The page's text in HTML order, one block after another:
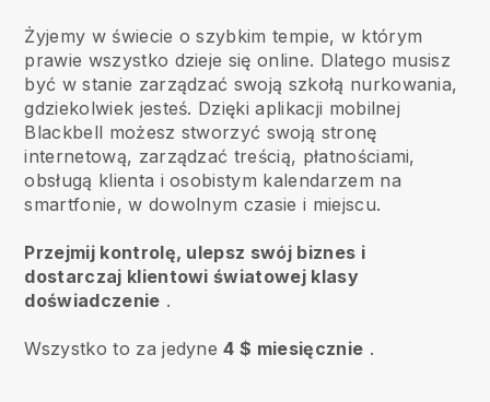
Żyjemy w świecie o szybkim tempie, w którym
prawie wszystko dzieje się online. Dlatego musisz
być w stanie zarządzać swoją szkołą nurkowania,
gdziekolwiek jesteś. Dzięki aplikacji mobilnej
Blackbell możesz stworzyć swoją stronę
internetową, zarządzać treścią, płatnościami,
obsługą klienta i osobistym kalendarzem na
smartfonie, w dowolnym czasie i miejscu.
Przejmij kontrolę, ulepsz swój biznes i
dostarczaj klientowi światowej klasy
doświadczenie .
Wszystko to za jedyne4 $ miesięcznie .